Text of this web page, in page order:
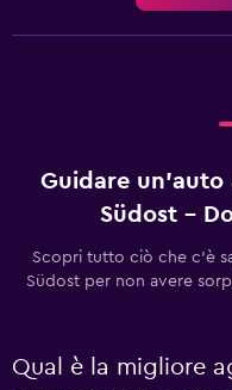
Guidare un'auto
Südost -
Scopri tutto ciò che c'è
Südost per non avere
Qual è la migliore